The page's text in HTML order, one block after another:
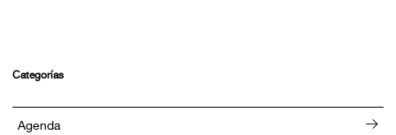
Categorías
Agenda